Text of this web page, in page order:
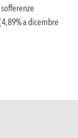
a dicembre